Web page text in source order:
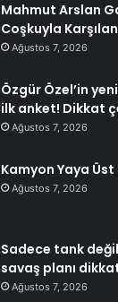
Mahmut Arslan
Coşkuyla
Ağustos 7, 2026
Özgür Özel’in
ilk anket! Dikkat
Ağustos 7, 2026
Kamyon Yaya
Ağustos 7, 2026
Sadece tank
savaş planı
Ağustos 7, 2026